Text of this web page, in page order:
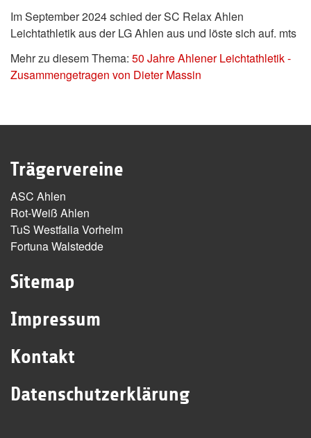
Im September 2024 schied der SC Relax Ahlen
Leichtathletik aus der LG Ahlen aus und löste sich auf. mts
Mehr zu diesem Thema: 50 Jahre Ahlener Leichtathletik -
Zusammengetragen von Dieter Massin
Trägervereine
ASC Ahlen
Rot-Weiß Ahlen
TuS Westfalia Vorhelm
Fortuna Walstedde
Sitemap
Impressum
Kontakt
Datenschutzerklärung